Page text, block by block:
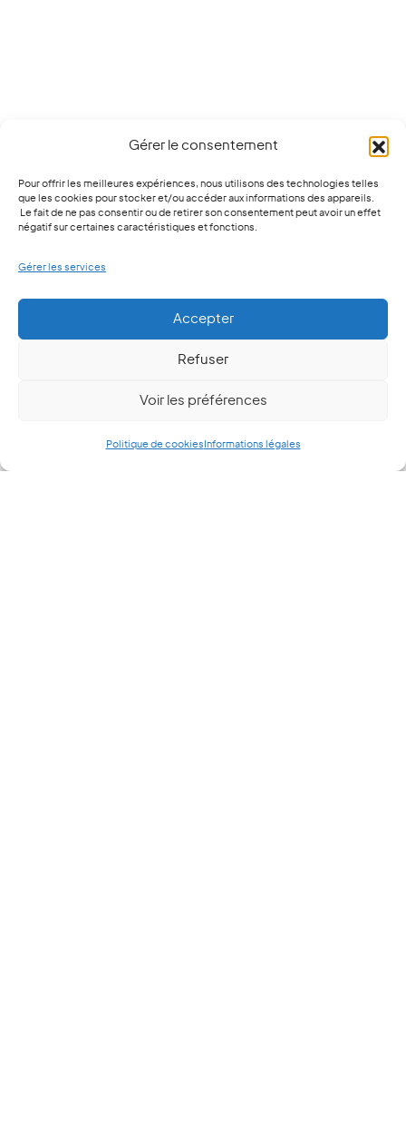
Gérer le consentement
Pour offrir les meilleures expériences, nous utilisons des technologies telles
que les cookies pour stocker et/ou accéder aux informations des appareils.
Le fait de ne pas consentir ou de retirer son consentement peut avoir un effet
négatif sur certaines caractéristiques et fonctions.
Gérer les services
Accepter
Refuser
Voir les préférences
Politique de cookies Informations légales